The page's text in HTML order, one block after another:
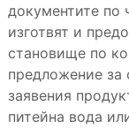
документите по
изготвят и
становище по
предложение за
заявения
питейна вода